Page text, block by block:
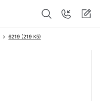
6219 (219 К5)